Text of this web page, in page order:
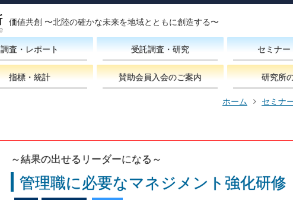
価値共創 〜北陸の確かな未来を地域とともに創造する〜
調査・レポート 受託調査・研究 セミナ
指標・統計 賛助会員入会のご案内 研究所
ホーム セミナ
～結果の出せるリーダーになる～
管理職に必要なマネジメント強化研修